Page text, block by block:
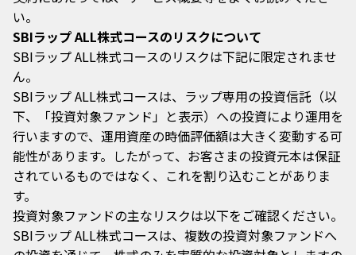
①表示されている書面を全てご確認いただき、同意のチ
ェックボックスにチェックを入れてください。
い。
STEP 2
①売却したい金額を入力してください（※10,000円以
上、1,000円単位で入力可能です）。
但し、以下の条件を満たす必要がございます。
売却後の資産残高が10,000円以上となる金額
②「注文確認＞」ボタンから次の画面へ移動してくださ
い。
①画面に記載の内容をご確認いただき、「解約＞」ボタ
の間は取消しも可能です。
処理中：お申込内容が投資運用業者に連携された状態
です。「処理中」になると取消しは不可です。
す。
キャンセル：お申込内容がお客さまの指示により取り
消された状態です。
積立エラー（残高不足）：積立日に余力不足で積立金
額の振替が失敗した状態です。
い。
SBIラップ ALL株式コースのリスクについて
SBIラップ ALL株式コースのリスクは下記に限定されませ
ん。
SBIラップ ALL株式コースは、ラップ専用の投資信託（以
下、「投資対象ファンド」と表示）への投資により運用を
行いますので、運用資産の時価評価額は大きく変動する可
能性があります。したがって、お客さまの投資元本は保証
されているものではなく、これを割り込むことがありま
す。
投資対象ファンドの主なリスクは以下をご確認ください。
SBIラップ ALL株式コースは、複数の投資対象ファンドへ